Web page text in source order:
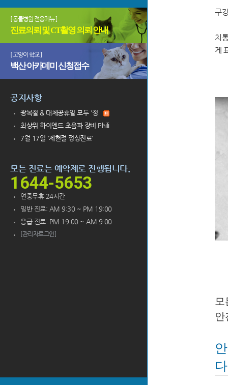
[ 동물병원 전용메뉴 ]
진료의뢰 및 CT촬영 의뢰 안내
[ 고양이 학교 ]
백산 아카데미 신청접수
공지사항
광복절 & 대체공휴일 모두 '정
최상위 하이엔드 초음파 장비 Phili
7월 17일 '제헌절 정상진료'
모든 진료는 예약제로 진행됩니다.
1644-5653
연중무휴 24시간
일반 진료: AM 9:30 ~ PM 19:00
응급 진료: PM 19:00 ~ AM 9:00
[관리자로그인]
구
치
게
모
안